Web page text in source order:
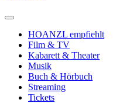
HOANZL empfiehlt
Film & TV
Kabarett & Theater
Musik
Buch & Hörbuch
Streaming
Tickets